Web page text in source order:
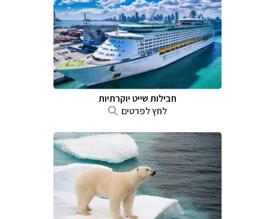
חבילות שייט יוקרתיות
לחץ לפרטים